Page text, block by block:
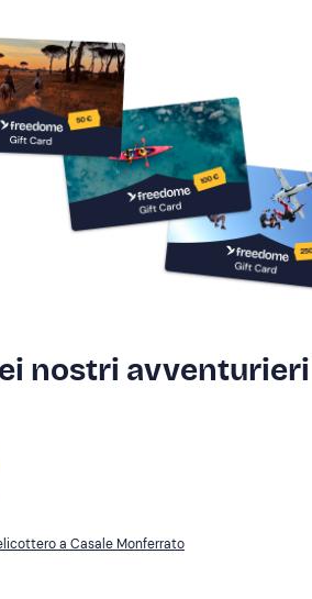
nostri avventurieri
a Casale Monferrato